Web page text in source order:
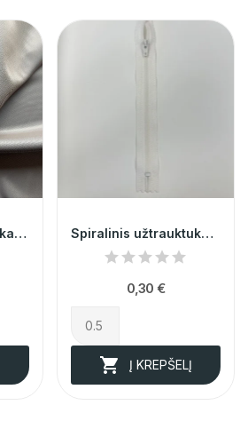
Rudas, dvipusis, žakardinis, viskozinis pamušalas Spiralinis užtrauktukas nr.3 @24
0,30 €
 Į KREPŠELĮ